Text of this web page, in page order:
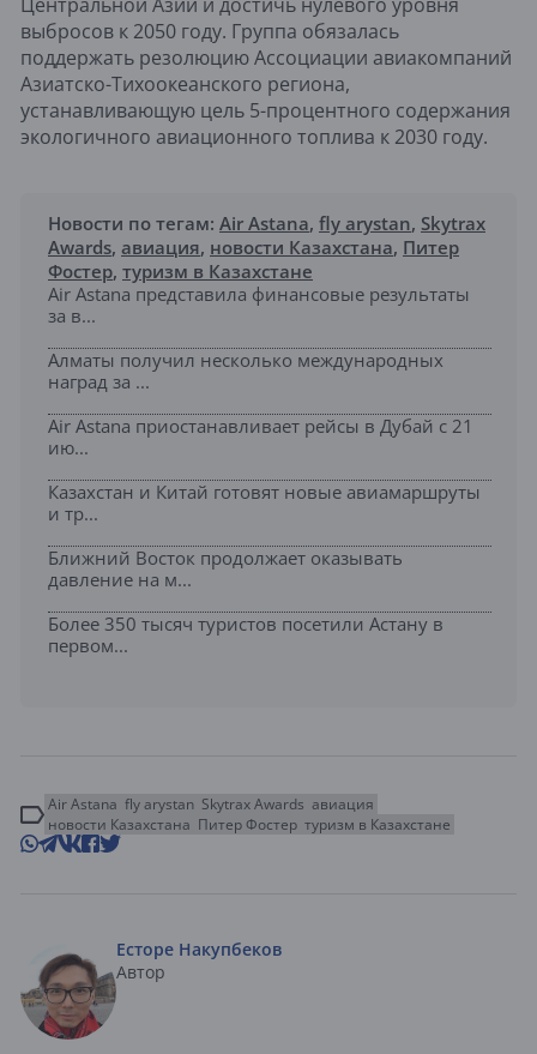
выбросов к 2050 году. Группа обязалась
поддержать резолюцию Ассоциации авиакомпаний
Азиатско-Тихоокеанского региона,
устанавливающую цель 5-процентного содержания
экологичного авиационного топлива к 2030 году.
Новости по тегам: Air Astana, fly arystan, Skytrax
Awards, авиация, новости Казахстана, Питер
Фостер, туризм в Казахстане
Air Astana представила финансовые результаты
за в...
Алматы получил несколько международных
наград за ...
Air Astana приостанавливает рейсы в Дубай с 21
ию...
Казахстан и Китай готовят новые авиамаршруты
и тр...
Ближний Восток продолжает оказывать
давление на м...
Более 350 тысяч туристов посетили Астану в
первом...
Air Astana fly arystan Skytrax Awards авиация
новости Казахстана Питер Фостер туризм в Казахстане
Есторе Накупбеков
Автор